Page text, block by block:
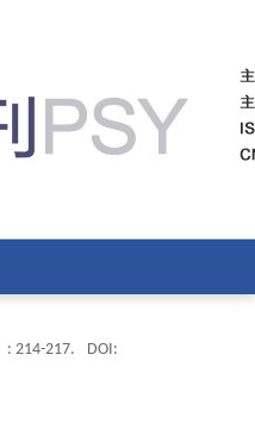
: 214-217.
DOI: